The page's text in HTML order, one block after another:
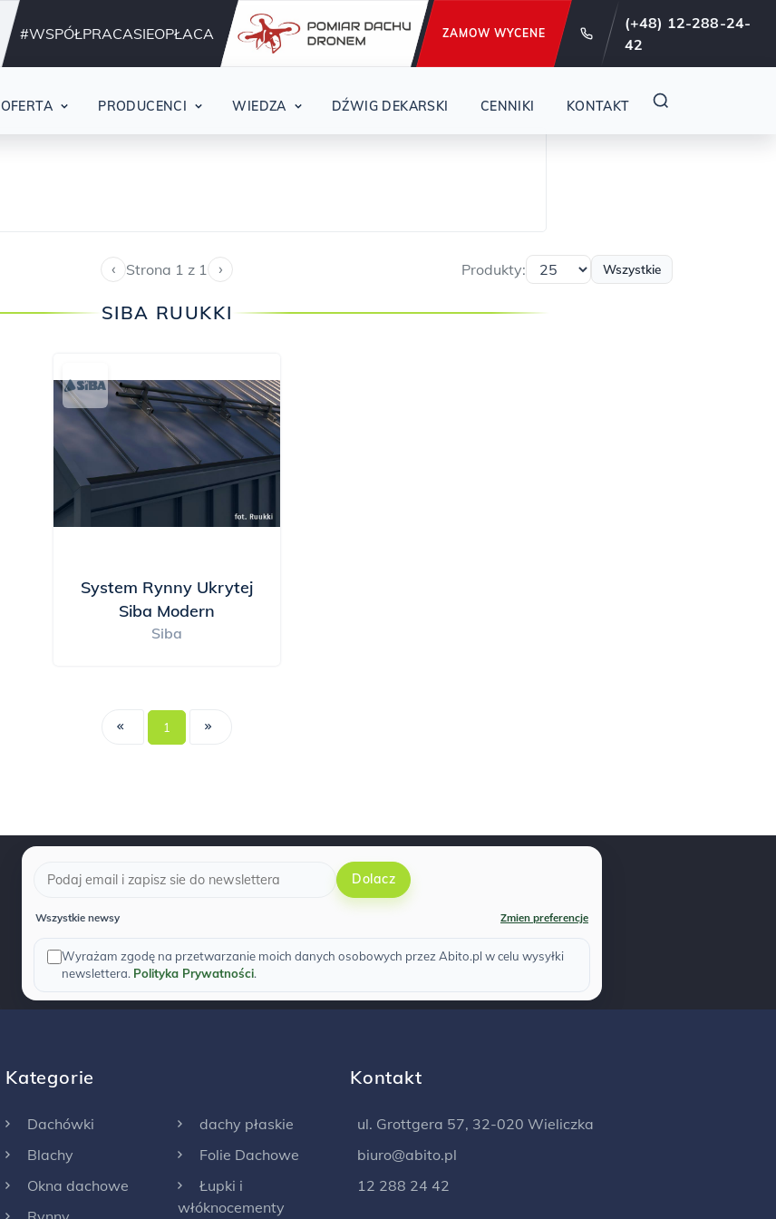
Działamy nieprzerwanie od 29 lat !
#WSPÓŁPRACASIEOPŁACA ZAMOW WYCENE
(+48) 12-288-24-
42
OFERTA PRODUCENCI WIEDZA DŹWIG DEKARSKI CENNIKI KONTAKT
‹ Strona 1 z 1 › Produkty: Wszystkie
SIBA RUUKKI
System Rynny Ukrytej
Siba Modern
Siba
1
Dolacz
Wszystkie newsy Zmien preferencje
Wyrażam zgodę na przetwarzanie moich danych osobowych przez Abito.pl w celu wysyłki
newslettera. Polityka Prywatności.
Kategorie
Dachówki
Blachy
Okna dachowe
dachy płaskie
Folie Dachowe
Łupki i
włóknocementy
Kontakt
ul. Grottgera 57, 32-020 Wieliczka
biuro@abito.pl
12 288 24 42